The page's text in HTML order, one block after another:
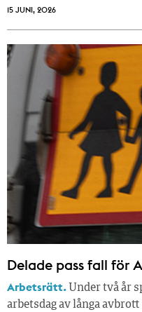
15 JUNI, 2026
Delade pass fall för
Arbetsrätt. Under två år
arbetsdag av långa